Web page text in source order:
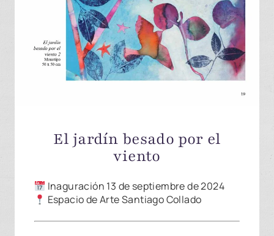
El jardín besado por el
viento
Inaguración 13 de septiembre de 2024
Espacio de Arte Santiago Collado